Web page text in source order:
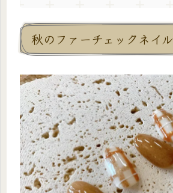
秋のファーチェックネイル